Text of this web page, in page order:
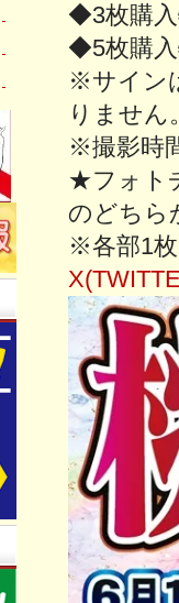
◆3枚購入
◆5枚購入
※サイン
りません
※撮影時
★フォト
のどち
※各部1